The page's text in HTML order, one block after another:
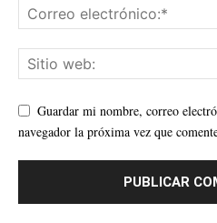
Guardar mi nombre, correo
navegador la próxima vez que